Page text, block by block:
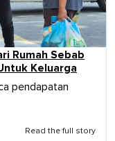
Rumah Sebab
Keluarga
pendapatan
Read the full story